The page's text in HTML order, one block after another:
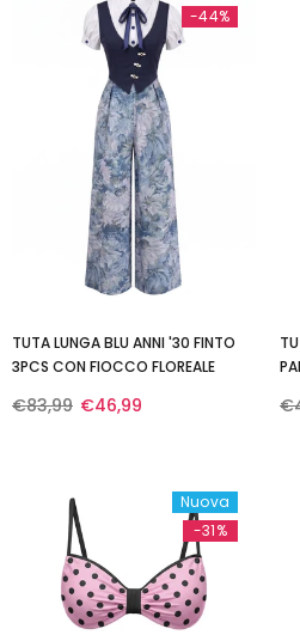
-44%
TUTA LUNGA BLU ANNI '30 FINTO
3PCS CON FIOCCO FLOREALE
€83,99 €46,99
Nuova
-31%